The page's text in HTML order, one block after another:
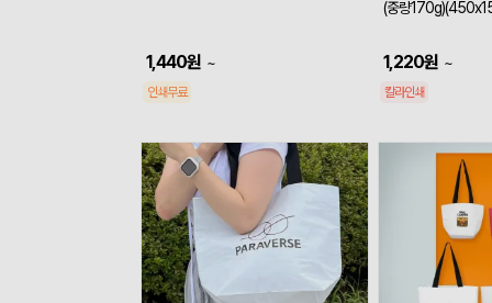
1,440원 ~
인쇄무료
(중량
1,220원 ~
칼라인쇄